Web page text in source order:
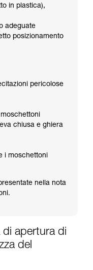
in plastica),
adeguate
posizionamento
pericolose
moschettoni
chiusa e ghiera
i moschettoni
nella nota
apertura di
del